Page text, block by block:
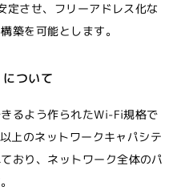
定させ、フリーアドレス化な
築を可能とします。
ついて
るよう作られたWi-Fi規格で
上のネットワークキャパシテ
おり、ネットワーク全体のパ